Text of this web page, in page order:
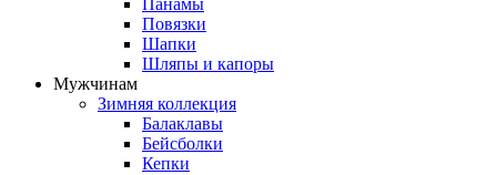
Панамы
Повязки
Шапки
Шляпы и капоры
Мужчинам
Зимняя коллекция
Балаклавы
Бейсболки
Кепки